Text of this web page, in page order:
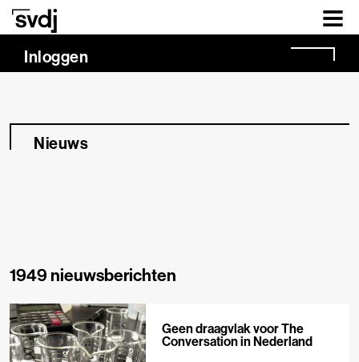
Naar hoofdinhoud
Inloggen
Nieuws
1949 nieuwsberichten
Geen draagvlak voor The
Conversation in Nederland